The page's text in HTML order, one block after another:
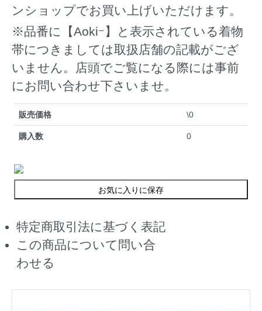
ンショップでお買い上げいただけます。
※品番に【Aokiｰ】と表示されている着物
帯につきましては取扱店舗の記載がござ
いません。店頭でご覧になる際には事前
にお問い合わせ下さいませ。
販売価格 \0
購入数 0
お気に入りに保存
特定商取引法に基づく表記
この商品について問い合
わせる